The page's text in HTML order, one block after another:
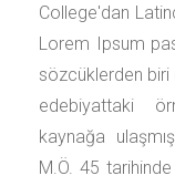
College'dan
Lorem Ipsum
sözcüklerden
edebiyattaki
kaynağa
M.Ö. 45